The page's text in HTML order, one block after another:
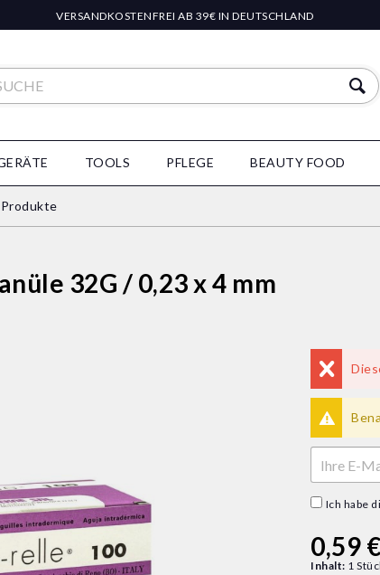
VERSANDKOSTENFREI AB 39€ IN DEUTSCHLAND
TOOLS PFLEGE BEAUTY FOOD
32G / 0,23 x 4 mm
Ich habe
0,59
Inhalt: 1